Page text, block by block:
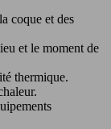
coque et des
et le moment de
thermique.